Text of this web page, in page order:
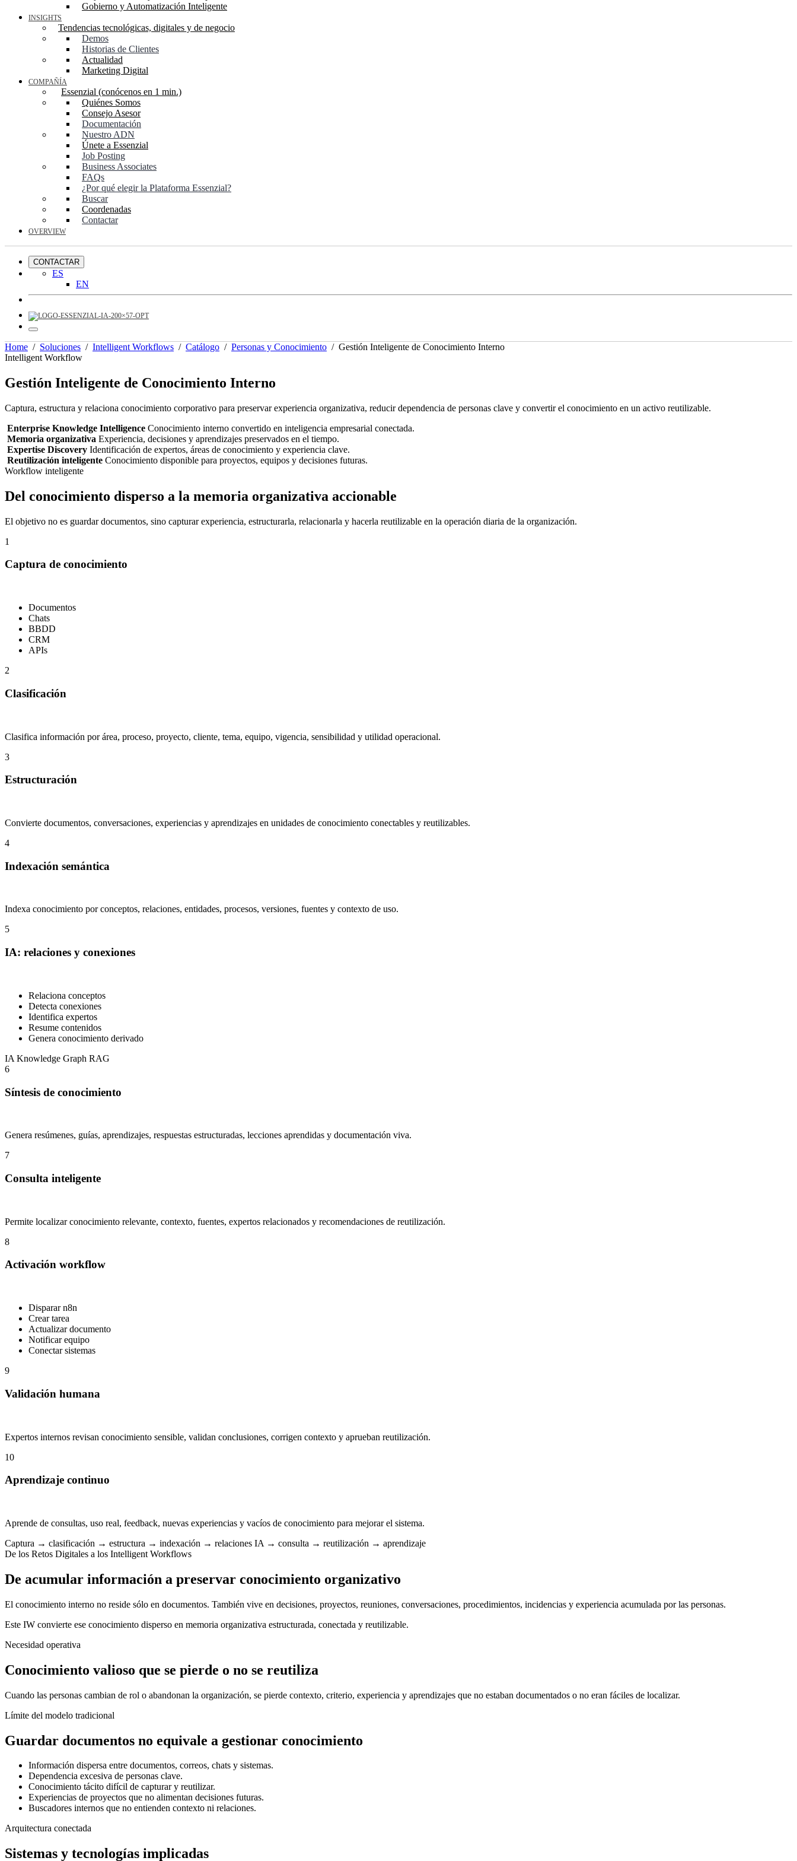
Gobierno y Automatización Inteligente
INSIGHTS
Tendencias tecnológicas, digitales y de negocio
Demos
Historias de Clientes
Actualidad
Marketing Digital
COMPAÑÍA
Essenzial (conócenos en 1 min.)
Quiénes Somos
Consejo Asesor
Documentación
Nuestro ADN
Únete a Essenzial
Job Posting
Business Associates
FAQs
¿Por qué elegir la Plataforma Essenzial?
Buscar
Coordenadas
Contactar
OVERVIEW
CONTACTAR
ES
EN
Home / Soluciones / Intelligent Workflows / Catálogo / Personas y Conocimiento / Gestión Inteligente de Conocimiento Interno
Intelligent Workflow
Gestión Inteligente de Conocimiento Interno
Captura, estructura y relaciona conocimiento corporativo para preservar experiencia organizativa, reducir dependencia de personas clave y convertir el conocimiento en un activo reutilizable.
Enterprise Knowledge Intelligence Conocimiento interno convertido en inteligencia empresarial conectada.
Memoria organizativa Experiencia, decisiones y aprendizajes preservados en el tiempo.
Expertise Discovery Identificación de expertos, áreas de conocimiento y experiencia clave.
Reutilización inteligente Conocimiento disponible para proyectos, equipos y decisiones futuras.
Workflow inteligente
Del conocimiento disperso a la memoria organizativa accionable
El objetivo no es guardar documentos, sino capturar experiencia, estructurarla, relacionarla y hacerla reutilizable en la operación diaria de la organización.
1
Captura de conocimiento
Documentos
Chats
BBDD
CRM
APIs
2
Clasificación
Clasifica información por área, proceso, proyecto, cliente, tema, equipo, vigencia, sensibilidad y utilidad operacional.
3
Estructuración
Convierte documentos, conversaciones, experiencias y aprendizajes en unidades de conocimiento conectables y reutilizables.
4
Indexación semántica
Indexa conocimiento por conceptos, relaciones, entidades, procesos, versiones, fuentes y contexto de uso.
5
IA: relaciones y conexiones
Relaciona conceptos
Detecta conexiones
Identifica expertos
Resume contenidos
Genera conocimiento derivado
IA Knowledge Graph RAG
6
Síntesis de conocimiento
Genera resúmenes, guías, aprendizajes, respuestas estructuradas, lecciones aprendidas y documentación viva.
7
Consulta inteligente
Permite localizar conocimiento relevante, contexto, fuentes, expertos relacionados y recomendaciones de reutilización.
8
Activación workflow
Disparar n8n
Crear tarea
Actualizar documento
Notificar equipo
Conectar sistemas
9
Validación humana
Expertos internos revisan conocimiento sensible, validan conclusiones, corrigen contexto y aprueban reutilización.
10
Aprendizaje continuo
Aprende de consultas, uso real, feedback, nuevas experiencias y vacíos de conocimiento para mejorar el sistema.
Captura → clasificación → estructura → indexación → relaciones IA → consulta → reutilización → aprendizaje
De los Retos Digitales a los Intelligent Workflows
De acumular información a preservar conocimiento organizativo
El conocimiento interno no reside sólo en documentos. También vive en decisiones, proyectos, reuniones, conversaciones, procedimientos, incidencias y experiencia acumulada por las personas.
Este IW convierte ese conocimiento disperso en memoria organizativa estructurada, conectada y reutilizable.
Necesidad operativa
Conocimiento valioso que se pierde o no se reutiliza
Cuando las personas cambian de rol o abandonan la organización, se pierde contexto, criterio, experiencia y aprendizajes que no estaban documentados o no eran fáciles de localizar.
Límite del modelo tradicional
Guardar documentos no equivale a gestionar conocimiento
Información dispersa entre documentos, correos, chats y sistemas.
Dependencia excesiva de personas clave.
Conocimiento tácito difícil de capturar y reutilizar.
Experiencias de proyectos que no alimentan decisiones futuras.
Buscadores internos que no entienden contexto ni relaciones.
Arquitectura conectada
Sistemas y tecnologías implicadas